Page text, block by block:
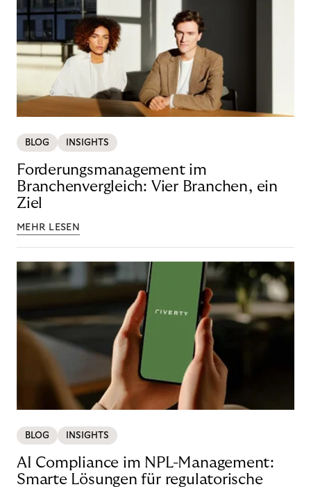
BLOG INSIGHTS
Forderungsmanagement im
Branchenvergleich: Vier Branchen, ein
Ziel
MEHR LESEN
BLOG INSIGHTS
AI Compliance im NPL-Management:
Smarte Lösungen für regulatorische